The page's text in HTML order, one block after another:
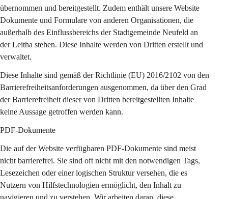
übernommen und bereitgestellt. Zudem enthält unsere Website
Dokumente und Formulare von anderen Organisationen, die
außerhalb des Einflussbereichs der Stadtgemeinde Neufeld an
der Leitha stehen. Diese Inhalte werden von Dritten erstellt und
verwaltet.
Diese Inhalte sind gemäß der Richtlinie (EU) 2016/2102 von den
Barrierefreiheitsanforderungen ausgenommen, da über den Grad
der Barrierefreiheit dieser von Dritten bereitgestellten Inhalte
keine Aussage getroffen werden kann.
PDF-Dokumente
Die auf der Website verfügbaren PDF-Dokumente sind meist
nicht barrierefrei. Sie sind oft nicht mit den notwendigen Tags,
Lesezeichen oder einer logischen Struktur versehen, die es
Nutzern von Hilfstechnologien ermöglicht, den Inhalt zu
navigieren und zu verstehen. Wir arbeiten daran, diese